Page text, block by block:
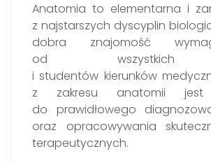
Anatomia to elementarna i
z najstarszych dyscyplin
dobra znajomość
od wszystkich
i studentów kierunków
z zakresu anatomii jest
do prawidłowego
oraz opracowywania
terapeutycznych.